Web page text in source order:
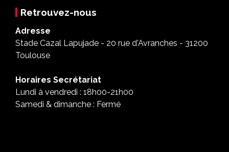
Retrouvez-nous
Adresse
Stade Cazal Lapujade - 20 rue d'Avranches - 31200
Toulouse
Horaires Secrétariat
Lundi à vendredi : 18h00-21h00
Samedi & dimanche : Fermé